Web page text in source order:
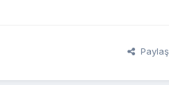
Paylaş